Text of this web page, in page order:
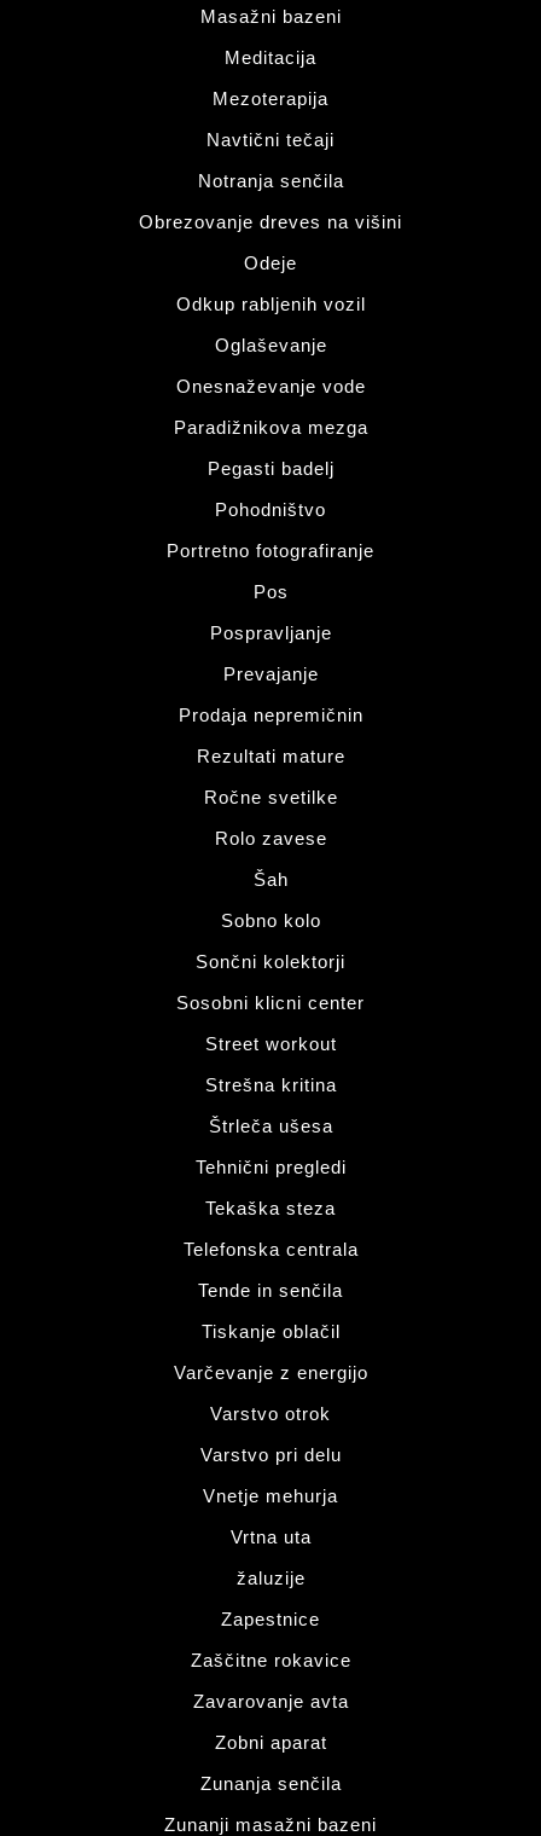
Masažni bazeni
Meditacija
Mezoterapija
Navtični tečaji
Notranja senčila
Obrezovanje dreves na višini
Odeje
Odkup rabljenih vozil
Oglaševanje
Onesnaževanje vode
Paradižnikova mezga
Pegasti badelj
Pohodništvo
Portretno fotografiranje
Pos
Pospravljanje
Prevajanje
Prodaja nepremičnin
Rezultati mature
Ročne svetilke
Rolo zavese
Šah
Sobno kolo
Sončni kolektorji
Sosobni klicni center
Street workout
Strešna kritina
Štrleča ušesa
Tehnični pregledi
Tekaška steza
Telefonska centrala
Tende in senčila
Tiskanje oblačil
Varčevanje z energijo
Varstvo otrok
Varstvo pri delu
Vnetje mehurja
Vrtna uta
žaluzije
Zapestnice
Zaščitne rokavice
Zavarovanje avta
Zobni aparat
Zunanja senčila
Zunanji masažni bazeni